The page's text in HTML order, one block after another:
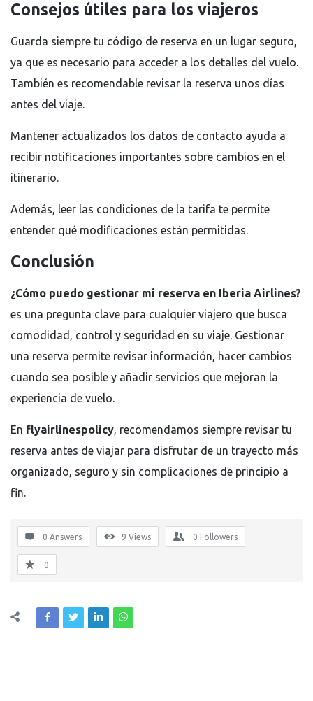
Consejos útiles para los viajeros
Guarda siempre tu código de reserva en un lugar seguro,
ya que es necesario para acceder a los detalles del vuelo.
También es recomendable revisar la reserva unos días
antes del viaje.
Mantener actualizados los datos de contacto ayuda a
recibir notificaciones importantes sobre cambios en el
itinerario.
Además, leer las condiciones de la tarifa te permite
entender qué modificaciones están permitidas.
Conclusión
¿Cómo puedo gestionar mi reserva en Iberia Airlines?
es una pregunta clave para cualquier viajero que busca
comodidad, control y seguridad en su viaje. Gestionar
una reserva permite revisar información, hacer cambios
cuando sea posible y añadir servicios que mejoran la
experiencia de vuelo.
En flyairlinespolicy, recomendamos siempre revisar tu
reserva antes de viajar para disfrutar de un trayecto más
organizado, seguro y sin complicaciones de principio a
fin.
0 Answers 9 Views 0 Followers
0